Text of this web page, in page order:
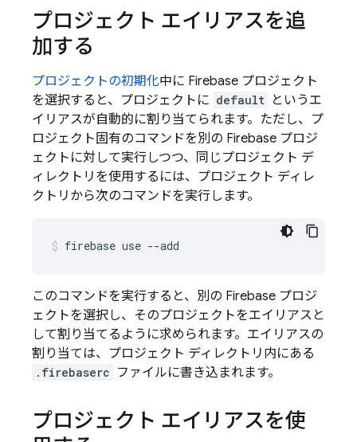
プロジェクト エイリアスを追
加する
プロジェクトの初期化中に Firebase プロジェクト
を選択すると、プロジェクトに default というエ
イリアスが自動的に割り当てられます。ただし、プ
ロジェクト固有のコマンドを別の Firebase プロジ
ェクトに対して実行しつつ、同じ プロジェクト デ
ィレクトリを使用するには、プロジェクト ディレ
クトリから次のコマンドを実行します。
firebase use --add
このコマンドを実行すると、別の Firebase プロジ
ェクトを選択し、そのプロジェクトをエイリアスと
して割り当てるように求められます。エイリアスの
割り当ては、プロジェクト ディレクトリ内にある
.firebaserc ファイルに書き込まれます。
プロジェクト エイリアスを使